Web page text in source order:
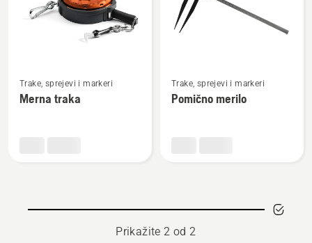
proizvode
više
detalja
Trake, sprejevi i markeri
Merna traka
više
detalja
Trake, sprejevi i markeri
Pomično merilo
Prikažite 2 od 2